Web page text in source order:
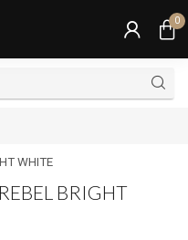
0
WHITE
BRIGHT